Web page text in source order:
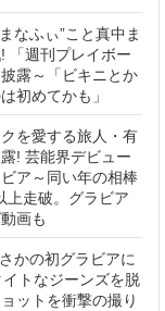
なふぃ”こと真中ま
「週刊プレイボー
露～「ビキニとか
初めてかも」
を愛する旅人・有
! 芸能界デビュー
ア～同い年の相棒
上走破。グラビア
画も
かの初グラビアに
トなジーンズを脱
ットを衝撃の撮り